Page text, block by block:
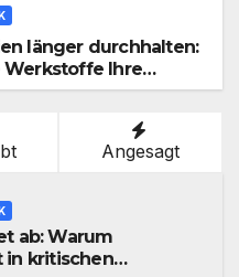
länger durchhalten:
Ihre
Angesagt
ab: Warum
in kritischen